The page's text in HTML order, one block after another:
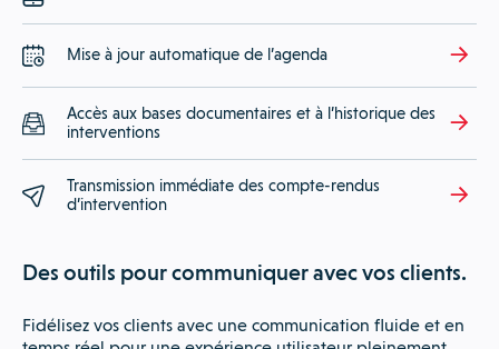
Mise à jour automatique de l’agenda
Accès aux bases documentaires et à l’historique des
interventions
Transmission immédiate des compte-rendus
d’intervention
Des outils pour communiquer avec vos clients.
Fidélisez vos clients avec une communication fluide et en